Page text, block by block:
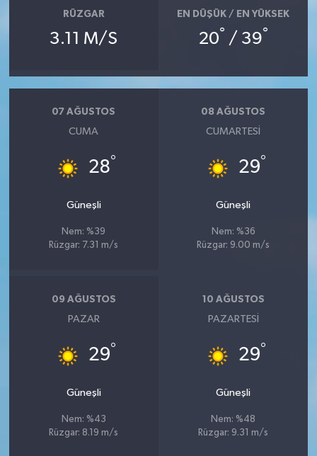
RÜZGAR
3.11 M/S
EN DÜŞÜK / EN YÜKSEK
20° / 39°
07 AĞUSTOS
CUMA
28°
Güneşli
Nem: %39
Rüzgar: 7.31 m/s
08 AĞUSTOS
CUMARTESI
29°
Güneşli
Nem: %36
Rüzgar: 9.00 m/s
09 AĞUSTOS
PAZAR
29°
Güneşli
Nem: %43
Rüzgar: 8.19 m/s
10 AĞUSTOS
PAZARTESI
29°
Güneşli
Nem: %48
Rüzgar: 9.31 m/s